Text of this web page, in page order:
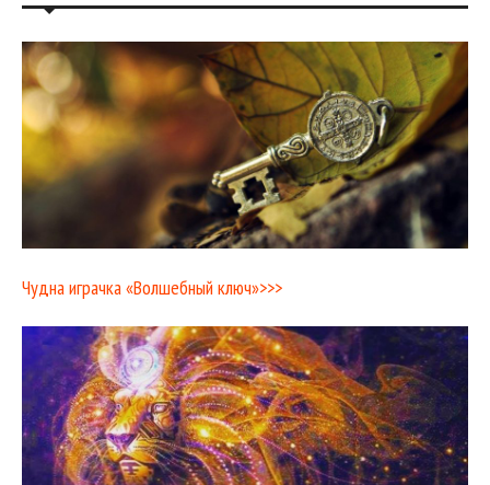
Чудна играчка «Волшебный ключ»>>>